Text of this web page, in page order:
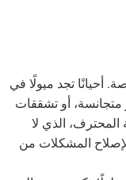
أحيانًا تجد ميولًا في
أو تشققات
المحترف، الذي لا
المشكلات من